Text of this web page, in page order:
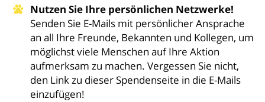
Nutzen Sie Ihre persönlichen Netzwerke!
Senden Sie E-Mails mit persönlicher Ansprache
an all Ihre Freunde, Bekannten und Kollegen, um
möglichst viele Menschen auf Ihre Aktion
aufmerksam zu machen. Vergessen Sie nicht,
den Link zu dieser Spendenseite in die E-Mails
einzufügen!